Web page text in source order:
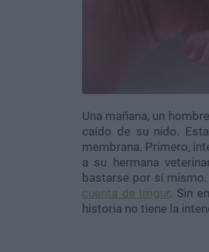
Una mañana, un
caído de su nido.
membrana. Primero,
a su hermana
bastarse por sí
cuenta de Imgur. Sin
historia no tiene la